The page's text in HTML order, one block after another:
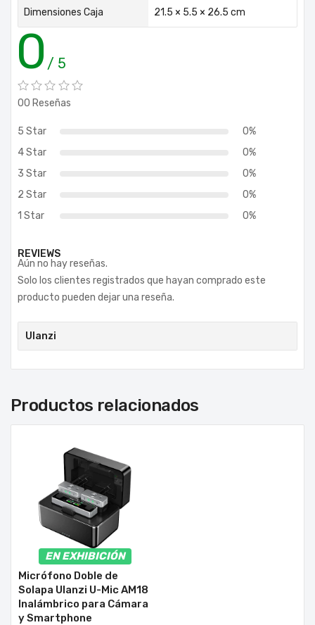
Dimensiones Caja 21.5 × 5.5 × 26.5 cm
0 / 5
00 Reseñas
5 Star
0%
4 Star
0%
3 Star
0%
2 Star
0%
1 Star
0%
REVIEWS
Aún no hay reseñas.
Solo los clientes registrados que hayan comprado este
producto pueden dejar una reseña.
Ulanzi
Productos relacionados
EN EXHIBICIÓN
Micrófono Doble de
Solapa Ulanzi U-Mic AM18
Inalámbrico para Cámara
y Smartphone